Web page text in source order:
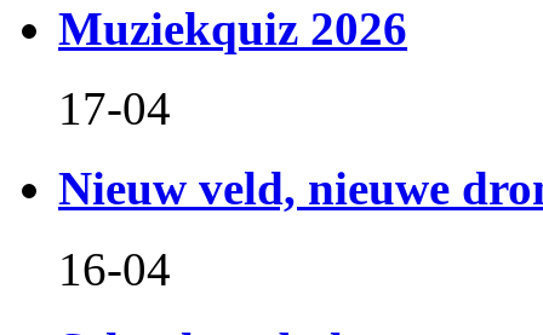
Muziekquiz 2026
17-04
Nieuw veld, nieuwe
16-04